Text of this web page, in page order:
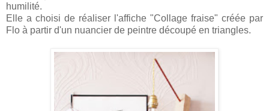
humilité.
Elle a choisi de réaliser l'affiche "Collage fraise" créée par
Flo à partir d'un nuancier de peintre découpé en triangles.